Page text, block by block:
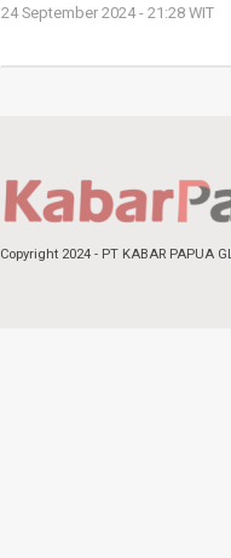
24 September 2024 - 21:28 WIT
Copyright 2024 - PT KABAR PAPUA